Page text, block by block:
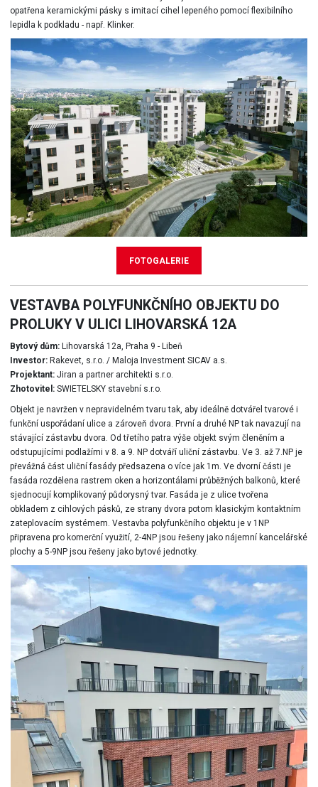
FOTOGALERIE
opatřena keramickými pásky s imitací cihel lepeného pomocí flexibilního
lepidla k podkladu - např. Klinker.
VESTAVBA POLYFUNKČNÍHO OBJEKTU DO
PROLUKY V ULICI LIHOVARSKÁ 12A
Bytový dům:Lihovarská 12a, Praha 9 - Libeň
Investor:Rakevet, s.r.o. / Maloja Investment SICAV a.s.
Projektant:Jiran a partner architekti s.r.o.
Zhotovitel:SWIETELSKY stavební s.r.o.
Objekt je navržen v nepravidelném tvaru tak, aby ideálně dotvářel tvarové i
funkční uspořádaní ulice a zároveň dvora. První a druhé NP tak navazují na
stávající zástavbu dvora. Od třetího patra výše objekt svým členěním a
odstupujícími podlažími v 8. a 9. NP dotváří uliční zástavbu. Ve 3. až 7.NP je
převážná část uliční fasády předsazena o více jak 1m. Ve dvorní části je
fasáda rozdělena rastrem oken a horizontálami průběžných balkonů, které
sjednocují komplikovaný půdorysný tvar. Fasáda je z ulice tvořena
obkladem z cihlových pásků, ze strany dvora potom klasickým kontaktním
zateplovacím systémem. Vestavba polyfunkčního objektu je v 1NP
připravena pro komerční využití, 2-4NP jsou řešeny jako nájemní kancelářské
plochy a 5-9NP jsou řešeny jako bytové jednotky.